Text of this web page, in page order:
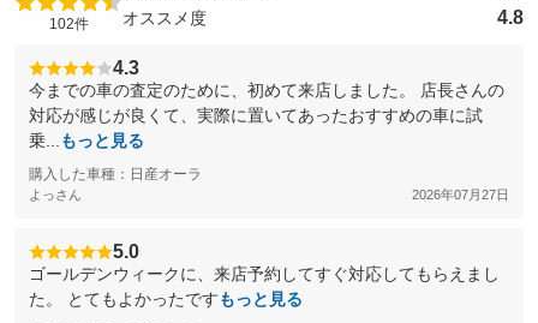
102件 オススメ度 4.8
4.3
今までの車の査定のために、初めて来店しました。 店長さんの
対応が感じが良くて、実際に置いてあったおすすめの車に試
乗...
もっと見る
購入した車種：日産オーラ
よっさん 2026年07月27日
5.0
ゴールデンウィークに、来店予約してすぐ対応してもらえまし
た。 とてもよかったですもっと見る